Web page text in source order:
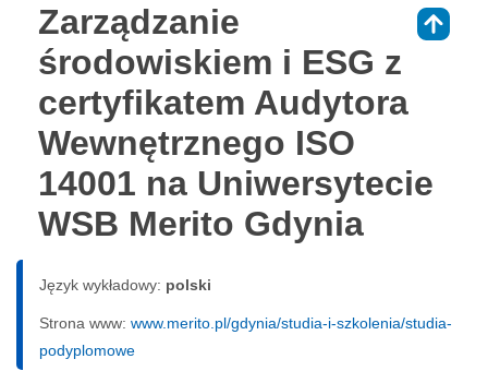
Zarządzanie
środowiskiem i ESG z
certyfikatem Audytora
Wewnętrznego ISO
14001 na Uniwersytecie
WSB Merito Gdynia
Język wykładowy: polski
Strona www: www.merito.pl/gdynia/studia-i-szkolenia/studia-
podyplomowe